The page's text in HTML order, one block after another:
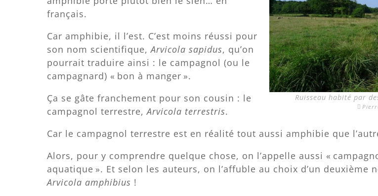
Ruisseau habité par
français.
Car amphibie, il l’est. C’est moins réussi pour
son nom scientifique,Arvicola sapidus, qu’on
pourrait traduire ainsi : le campagnol (ou le
campagnard) « bon à manger ».
Ça se gâte franchement pour son cousin : le
campagnol terrestre,Arvicola terrestris.
Car le campagnol terrestre est en réalité tout aussi amphibie que
Alors, pour y comprendre quelque chose, on l’appelle aussi «
aquatique ». Et selon les auteurs, on l’affuble au choix d’un deuxième
Arvicola amphibius !